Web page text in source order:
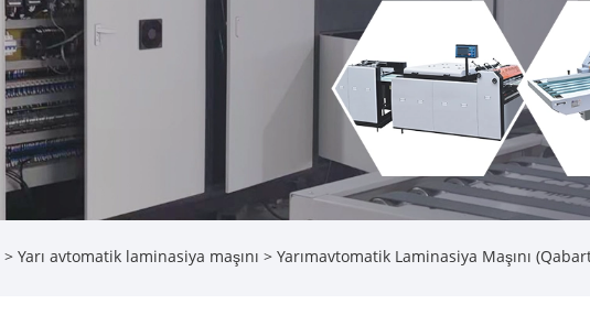
> Yarı avtomatik laminasiya maşını > Yarımavtomatik Laminasiya Maşını